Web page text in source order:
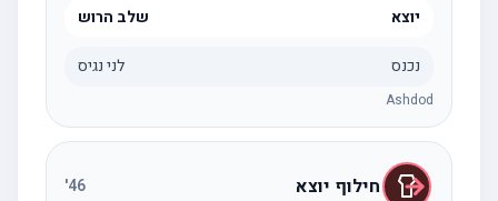
יוצא שלב הרוש
נכנס לני נגיס
Ashdod
חילוף יוצא 46
'